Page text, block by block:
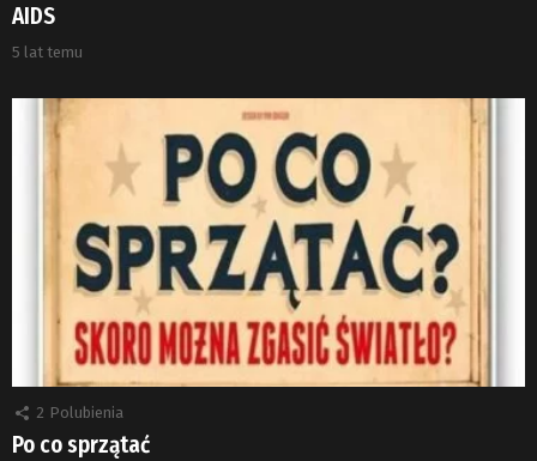
AIDS
5 lat temu
2 Polubienia
Po co sprzątać